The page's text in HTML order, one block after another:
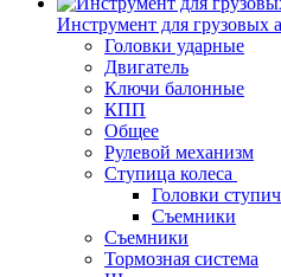
Инструмент для грузовых
Головки ударные
Двигатель
Ключи балонные
КПП
Общее
Рулевой механизм
Ступица колеса
Головки
Съемники
Съемники
Тормозная система